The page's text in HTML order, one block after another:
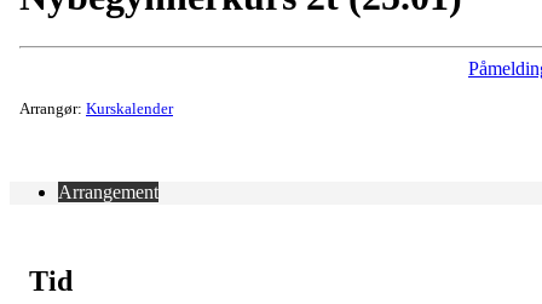
Arrangør: Kurskalender
Arrangement
Tid